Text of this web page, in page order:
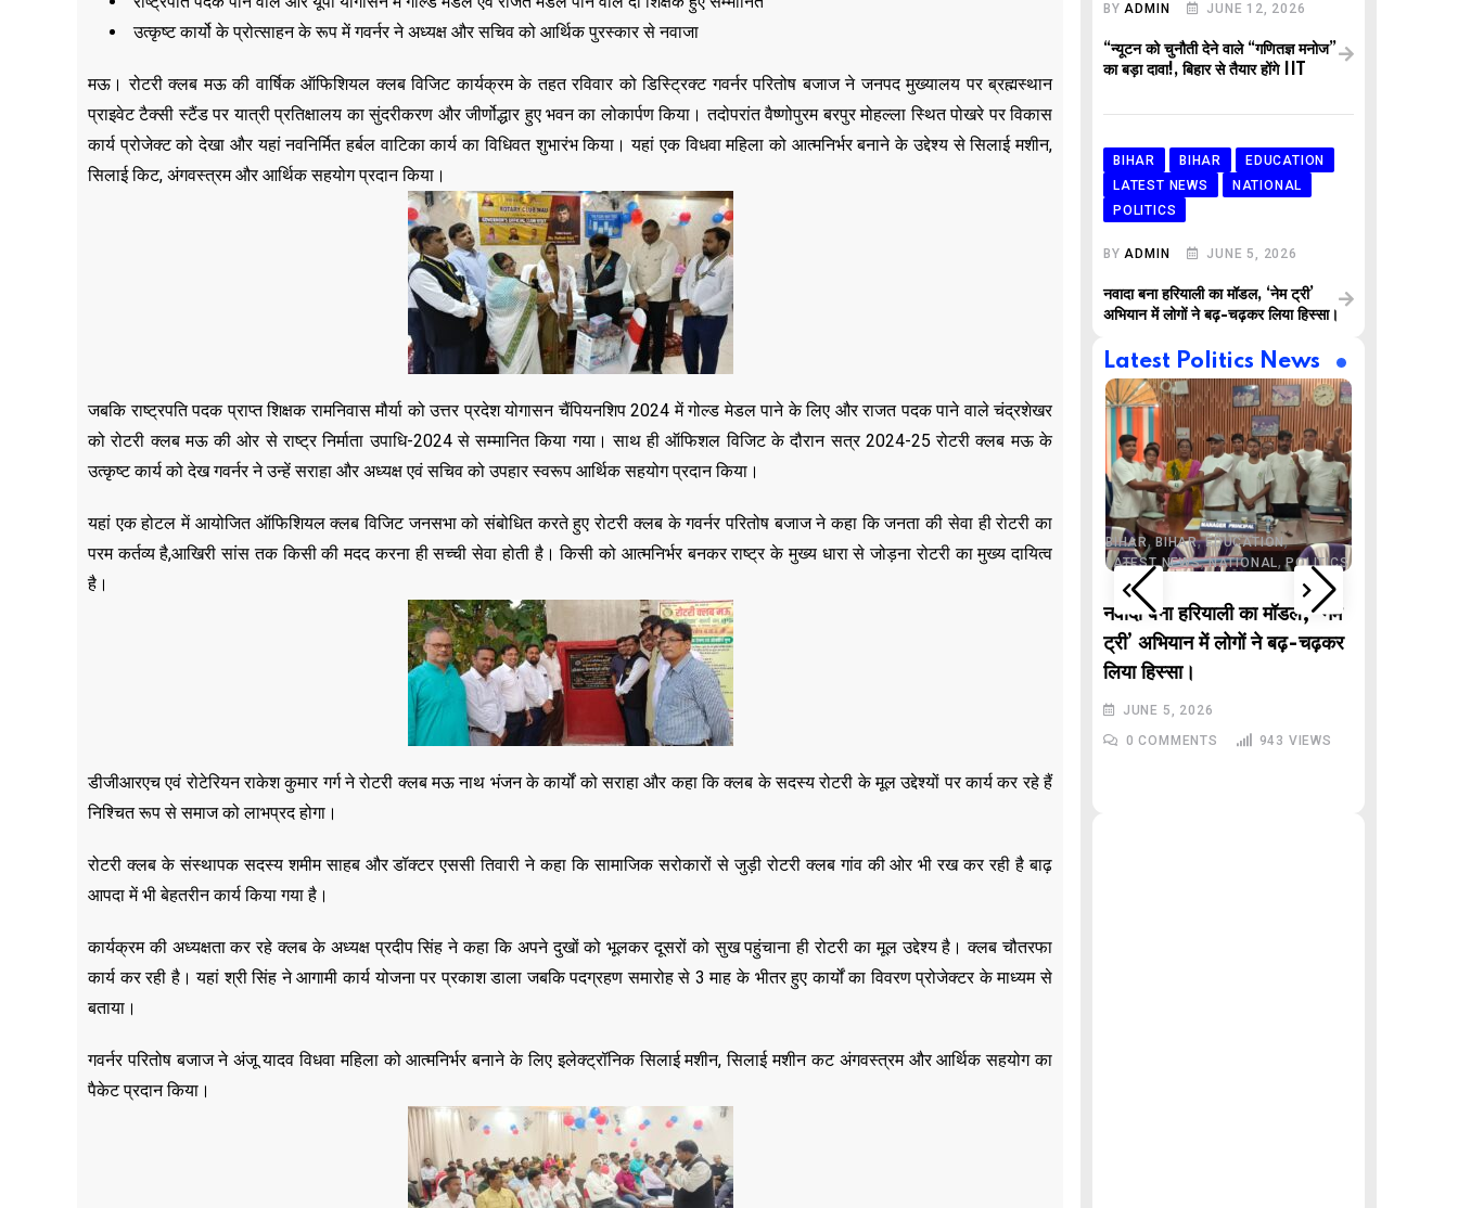
उत्कृष्ट कार्यो के प्रोत्साहन के रूप में गवर्नर ने अध्यक्ष और सचिव को आर्थिक पुरस्कार से नवाजा
मऊ। रोटरी क्लब मऊ की वार्षिक ऑफिशियल क्लब विजिट कार्यक्रम के तहत रविवार को डिस्ट्रिक्ट गवर्नर परितोष बजाज ने जनपद मुख्यालय पर ब्रह्मस्थान
प्राइवेट टैक्सी स्टैंड पर यात्री प्रतिक्षालय का सुंदरीकरण और जीर्णोद्धार हुए भवन का लोकार्पण किया। तदोपरांत वैष्णोपुरम बरपुर मोहल्ला स्थित पोखरे पर विकास
कार्य प्रोजेक्ट को देखा और यहां नवनिर्मित हर्बल वाटिका कार्य का विधिवत शुभारंभ किया। यहां एक विधवा महिला को आत्मनिर्भर बनाने के उद्देश्य से सिलाई मशीन,
सिलाई किट, अंगवस्त्रम और आर्थिक सहयोग प्रदान किया।
जबकि राष्ट्रपति पदक प्राप्त शिक्षक रामनिवास मौर्या को उत्तर प्रदेश योगासन चैंपियनशिप 2024 में गोल्ड मेडल पाने के लिए और राजत पदक पाने वाले चंद्रशेखर
को रोटरी क्लब मऊ की ओर से राष्ट्र निर्माता उपाधि-2024 से सम्मानित किया गया। साथ ही ऑफिशल विजिट के दौरान सत्र 2024-25 रोटरी क्लब मऊ के
उत्कृष्ट कार्य को देख गवर्नर ने उन्हें सराहा और अध्यक्ष एवं सचिव को उपहार स्वरूप आर्थिक सहयोग प्रदान किया।
यहां एक होटल में आयोजित ऑफिशियल क्लब विजिट जनसभा को संबोधित करते हुए रोटरी क्लब के गवर्नर परितोष बजाज ने कहा कि जनता की सेवा ही रोटरी का
परम कर्तव्य है,आखिरी सांस तक किसी की मदद करना ही सच्ची सेवा होती है। किसी को आत्मनिर्भर बनकर राष्ट्र के मुख्य धारा से जोड़ना रोटरी का मुख्य दायित्व
है।
डीजीआरएच एवं रोटेरियन राकेश कुमार गर्ग ने रोटरी क्लब मऊ नाथ भंजन के कार्यों को सराहा और कहा कि क्लब के सदस्य रोटरी के मूल उद्देश्यों पर कार्य कर रहे हैं
निश्चित रूप से समाज को लाभप्रद होगा।
रोटरी क्लब के संस्थापक सदस्य शमीम साहब और डॉक्टर एससी तिवारी ने कहा कि सामाजिक सरोकारों से जुड़ी रोटरी क्लब गांव की ओर भी रख कर रही है बाढ़
आपदा में भी बेहतरीन कार्य किया गया है।
कार्यक्रम की अध्यक्षता कर रहे क्लब के अध्यक्ष प्रदीप सिंह ने कहा कि अपने दुखों को भूलकर दूसरों को सुख पहुंचाना ही रोटरी का मूल उद्देश्य है। क्लब चौतरफा
कार्य कर रही है। यहां श्री सिंह ने आगामी कार्य योजना पर प्रकाश डाला जबकि पदग्रहण समारोह से 3 माह के भीतर हुए कार्यों का विवरण प्रोजेक्टर के माध्यम से
बताया।
गवर्नर परितोष बजाज ने अंजू यादव विधवा महिला को आत्मनिर्भर बनाने के लिए इलेक्ट्रॉनिक सिलाई मशीन, सिलाई मशीन कट अंगवस्त्रम और आर्थिक सहयोग का
पैकेट प्रदान किया।
BYADMIN JUNE 12, 2026
“न्यूटन को चुनौती देने वाले “गणितज्ञ मनोज”
का बड़ा दावा!, बिहार से तैयार होंगे IIT
BIHAR BIHAR
EDUCATION
LATEST NEWS
NATIONAL
POLITICS
BYADMIN JUNE 5, 2026
नवादा बना हरियाली का मॉडल, ‘नेम ट्री’
अभियान में लोगों ने बढ़-चढ़कर लिया हिस्सा।
Latest Politics News
Malviya Nagar Fire
Incident: PM मोदी और CM
रेखा गुप्ता ने जताया दुख, PMO ने
0COMMENTS 185VIEWS
LATEST NEWS ,NATIONAL,POLITICS
TECHNOLOGY UTTAR PRADESH
VIRAL NEWS
BIHAR,BIHAR,EDUCATION,
LATEST NEWS,NATIONAL,POLITICS
नवादा बना हरियाली का मॉडल, ‘नेम
ट्री’ अभियान में लोगों ने बढ़-चढ़कर
लिया हिस्सा।
JUNE 5, 2026
0 COMMENTS 943 VIEWS